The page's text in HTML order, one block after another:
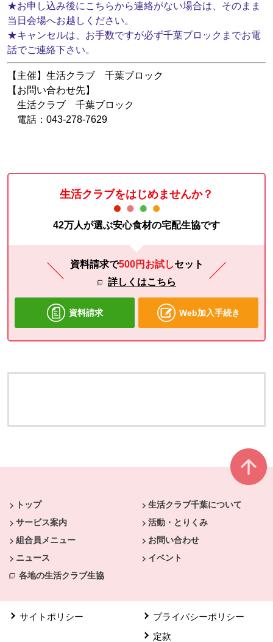
★お申し込み後にこちらから連絡がない場合は、そのまま
当日会場へお越しください。
★キャンセルは、お手数ですが必ず千葉ブロックまでお電
話でご連絡下さい。
【主催】生活クラブ 千葉ブロック
【お問い合わせ先】
生活クラブ 千葉ブロック
電話：043-278-7629
生活クラブをはじめませんか？
42万人が選ぶ安心食材の宅配生協です
資料請求で500円お試しセット
詳しくはこちら
資料請求 Web加入手続き
トップ
生活クラブ千葉について
サービス案内
活動・とりくみ
組合員メニュー
お問い合わせ
ニュース
イベント
各地の生活クラブ生協
サイトポリシー
プライバシーポリシー
定款